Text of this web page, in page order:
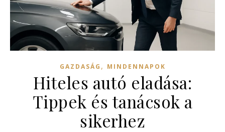
GAZDASÁG , MINDENNAPOK
Hiteles autó eladása:
Tippek és tanácsok a
sikerhez